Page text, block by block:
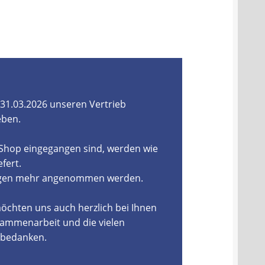
unseren Vertrieb
eingegangen sind, werden wie
mehr angenommen werden.
uns auch herzlich bei Ihnen
und die vielen